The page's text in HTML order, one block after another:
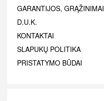
GARANTIJOS, GRĄŽINIMAI
D.U.K.
KONTAKTAI
SLAPUKŲ POLITIKA
PRISTATYMO BŪDAI